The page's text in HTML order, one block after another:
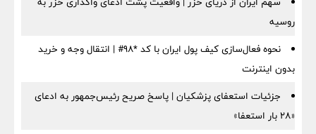
روسیه
نحوه فعال‌سازی کیف پول ایران با کد *98# | انتقال وجه و خرید
بدون اینترنت
جزئیات استعفای پزشکیان | پاسخ صریح رئیس‌جمهور به ادعای
«۲۸ بار استعفا»